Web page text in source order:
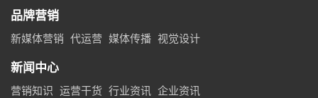
品牌营销
新媒体营销 代运营 媒体传播 视觉设计
新闻中心
营销知识 运营干货 行业资讯 企业资讯